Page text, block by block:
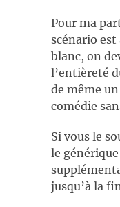
Pour ma
scénario
blanc, on
l’entièreté
de même
comédie
Si vous le
le générique
jusqu’à la